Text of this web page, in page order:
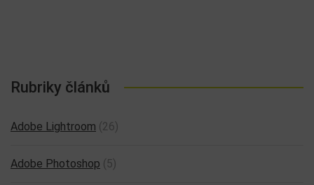
Rubriky článků
Adobe Lightroom (26)
Adobe Photoshop (5)